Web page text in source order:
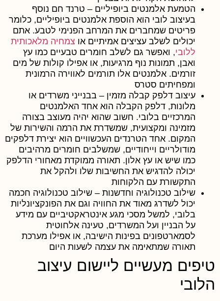
הטמעת אלמנטים ביופיליים– טרנד חם נוסף
בעיצוב לובי הוא הוספת אלמנטים ביופיליים, כלומר
פריטים שמחברים את המרחב הפנימי לטבע. אתם
יכולים לשלב עציצים אמיתיים אוצמחיה מלאכותית
ללובי, ואפשר גם לשלב חומרים טבעיים כמו עץ
ואבן, תמונות נוף מרגיעות, או אפילו קולות של מים
זורמים. אלמנטים אלו תורמים לאווירה הרמונית
ומפחיתים סטרס
עיצוב דלפק קבלה מזמין– בבנייני משרדים או
מלונות, דלפק הקבלה הוא אחד האלמנטים
המרכזיים בלובי. חשוב שהוא יהיה מעוצב בצורה
מזמינה ומקצועית, שמשדרת את הרמה והשירות של
המקום. אחד הטרנדים העכשוויים הוא יצירת דלפקים
מודולריים וייחודיים, שמשלבים חומרים מרהיבים
כמו שיש או עץ אלון. תאורה ממוקדת מאחורי הדלפק
יכולה להדגיש את החשיבות שלו ולהקל את
התקשורת עם הלקוחות
שילוב טכנולוגיה וחדשנות– שילוב טכנולוגיה חכמה
יכול לשדרג מאוד את החוויה וגם את הפונקציונליות
בלובי, למשל מסכי מגע אינטראקטיביים עם מידע
על הבניין ועל המשרדים, טעינה אלחוטית
לסמארטפונים בפינות הישיבה, או אפילו מערכת
תאורה שמתאימה את עצמה לשעות היום
מעשיים ליישום עיצוב